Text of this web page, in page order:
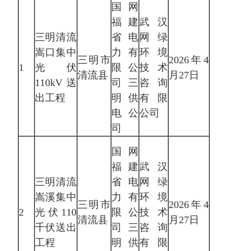
1
三明清流
嵩口集中
光伏
110kV送
出工程
三明市
清流县
国网
福建
省电
力有
限公
司三
明供
电公
司
武汉
网绿
环境
技术
咨询
有限
公司
2026年4
月27日
2
三明清流
嵩溪集中
光伏 110
千伏送出
工程
三明市
清流县
国网
福建
省电
力有
限公
司三
明供
武汉
网绿
环境
技术
咨询
有限
2026年4
月27日